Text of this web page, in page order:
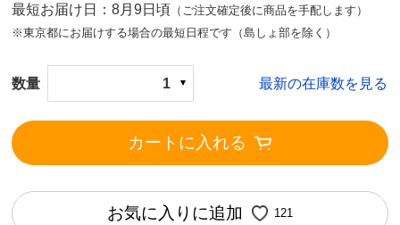
最短お届け日：8月9日頃 （ご注文確定後に商品を手配します）
※東京都にお届けする場合の最短日程です（島しょ部を除く）
数量 1 最新の在庫数を見る
カートに入れる
お気に入りに追加 121